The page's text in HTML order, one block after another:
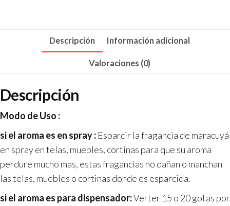
Descripción Información adicional
Valoraciones (0)
Descripción
Modo de Uso :
si el aroma es en spray : Esparcir la fragancia de maracuyá
en spray en telas, muebles, cortinas para que su aroma
perdure mucho mas, estas fragancias no dañan o manchan
las telas, muebles o cortinas donde es esparcida.
si el aroma es para dispensador:Verter 15 o 20 gotas por